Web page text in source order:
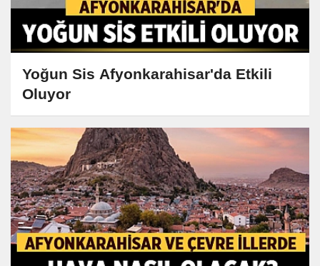
Yoğun Sis Afyonkarahisar'da Etkili
Oluyor